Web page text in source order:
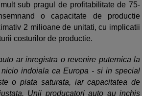
sub pragul de profitabilitate de 75-
o capacitate de productie
2 milioane de unitati, cu implicatii
costurilor de productie.
ar inregistra o revenire puternica la
indoiala ca Europa - si in special
o piata saturata, iar capacitatea de
Unii producatori auto au inchis